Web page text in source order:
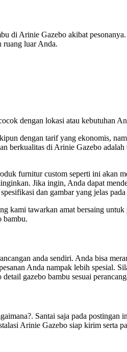
di Arinie Gazebo akibat
ruang luar Anda.
dengan lokasi atau kebutuhan
dengan tarif yang ekonomis,
berkualitas di Arinie Gazebo
furnitur custom seperti ini akan
Jika ingin, Anda dapat
dan gambar yang jelas
kami tawarkan amat bersaing untuk
bambu.
anda sendiri. Anda bisa
Anda nampak lebih spesial.
gazebo bambu sesuai
Santai saja pada postingan
Arinie Gazebo siap kirim serta